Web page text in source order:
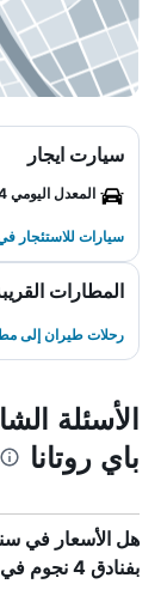
سيارت ايجار
المعدل اليومي 64 ﷼
سيارات للاستئجار
المطارات
رحلات طيران إلى
الأسئلة
باي روتانا
هل الأسعار في
بفنادق 4 نجوم في الرياض؟